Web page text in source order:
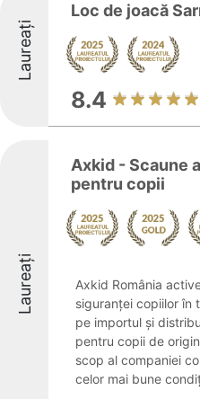
Laureați
Loc de joacă
8.4
Laureați
Axkid - Scaune
pentru copii
Axkid România
siguranței copiilor în
pe importul și
pentru copii de
scop al companiei
celor mai bune